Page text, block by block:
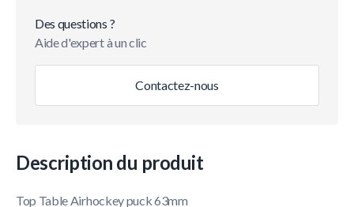
Des questions ?
Aide d'expert à un clic
Contactez-nous
Description du produit
Top Table Airhockey puck 63mm